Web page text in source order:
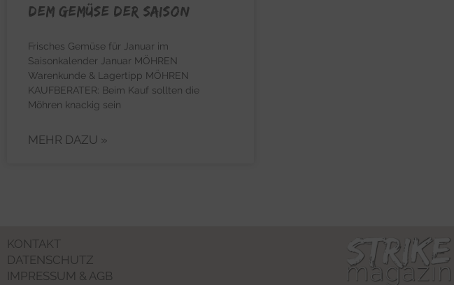
dem Gemüse der Saison
Frisches Gemüse für Januar im
Saisonkalender Januar MÖHREN
Warenkunde & Lagertipp MÖHREN
KAUFBERATER: Beim Kauf sollten die
Möhren knackig sein
MEHR DAZU »
KONTAKT
DATENSCHUTZ
IMPRESSUM & AGB